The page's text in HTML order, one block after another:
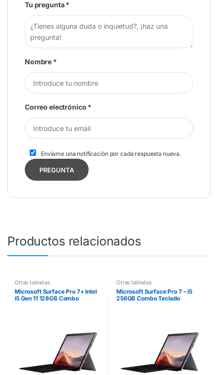
Tu pregunta*
Nombre *
Correo electrónico *
Envíame una notificación por cada respuesta nueva.
Productos relacionados
Otras tabletas
Microsoft Surface Pro 7+ Intel
i5 Gen 11 128GB Combo
Otras tabletas
Microsoft Surface Pro 7 – i5
256GB Combo Teclado